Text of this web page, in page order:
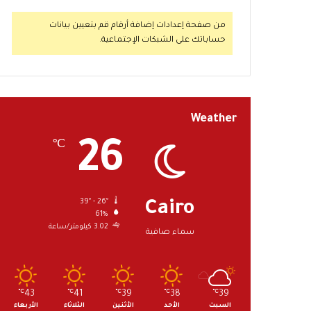
من صفحة إعدادات إضافة أرقام قم بتعيين بيانات
حساباتك على الشبكات الإجتماعية.
Weather
Cairo
سماء صافية
26
℃
61%
3.02 كيلومتر/ساعة
39
℃
السبت
38
℃
الأحد
39
℃
الأثنين
41
℃
الثلاثاء
43
℃
الأربعاء